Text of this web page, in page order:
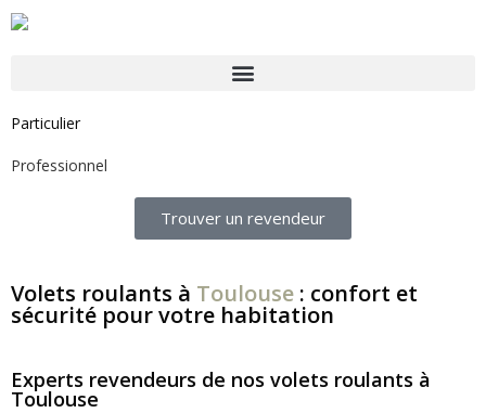
Particulier
Professionnel
Trouver un revendeur
Volets roulants à Toulouse : confort et
sécurité pour votre habitation
Experts revendeurs de nos volets roulants à
Toulouse